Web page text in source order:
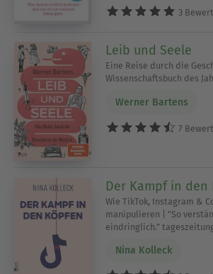
3
Leib und Seele
Eine Reise durch die
Wissenschaftsbuch des
Werner Bartens
7
Der Kampf in den
Wie TikTok, Instagram &
manipulieren | "So
eindringlich."
Nina Kolleck